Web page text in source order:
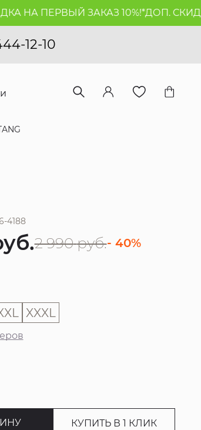
НА ПЕРВЫЙ ЗАКАЗ 10%!*ДОП. СКИДКА
12-10
4188
2 990 руб.- 40%
XXXL
КУПИТЬ В 1 КЛИК